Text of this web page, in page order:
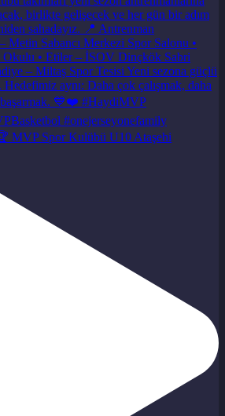
MVP Spor Kulübü U10 Ataşehi